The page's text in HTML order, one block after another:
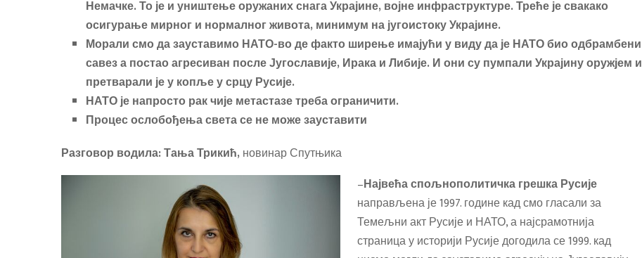
Немачке. То је и уништење оружаних снага Украјине, војне инфраструктуре. Треће је свакако
осигурање мирног и нормалног живота, минимум на југоистоку Украјине.
Морали смо да зауставимо НАТО-во де факто ширење имајући у виду да је НАТО био одбрамбени
савез а постао агресиван после Југославије, Ирака и Либије. И они су пумпали Украјину оружјем и
претварали је у копље у срцу Русије.
НАТО је напросто рак чије метастазе треба ограничити.
Процес ослобођења света се не може зауставити
Разговор водила: Тања Трикић, новинар Спутњика
–Највећа спољнополитичка грешка Русије
направљена је 1997. године кад смо гласали за
Темељни акт Русије и НАТО, а најсрамотнија
страница у историји Русије догодила се 1999. кад